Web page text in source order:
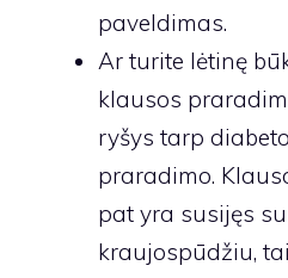
paveldimas.
Ar turite lėtinę
klausos
ryšys tarp
praradimo.
pat yra susijęs
kraujospūdžiu,